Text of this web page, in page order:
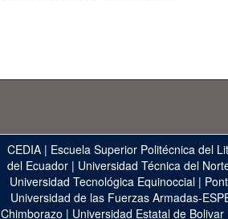
CEDIA | Escuela Superior Politécnica del
del Ecuador| Universidad Técnica del
Universidad Tecnológica Equinoccial|
Universidad de las Fuerzas Armadas-
Chimborazo | Universidad Estatal de Bolivar